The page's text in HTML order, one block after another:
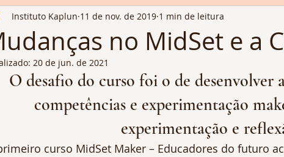
Media literacy Sustentabilidade Leitura crítica
Educação
no MidSet e a
Instituto Kaplun 11 de nov. de 2019 1 min de leitura
20 de jun. de 2021
O desafio do curso foi o de desenvolver
competências e experimentação
experimentação e
curso MidSet Maker – Educadores do futuro